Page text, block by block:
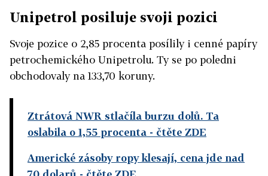
Unipetrol posiluje svoji pozici
Svoje pozice o 2,85 procenta posílily i cenné papíry
petrochemického Unipetrolu. Ty se po poledni
obchodovaly na 133,70 koruny.
Ztrátová NWR stlačíla burzu dolů. Ta
oslabila o 1,55 procenta - čtěte ZDE
Americké zásoby ropy klesají, cena jde nad